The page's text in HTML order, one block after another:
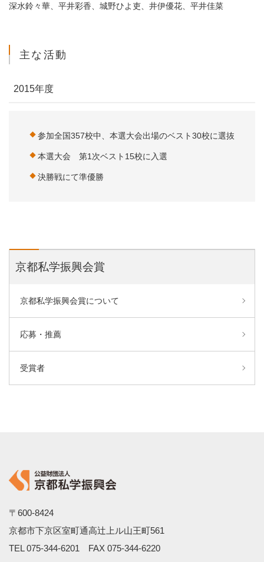
深水鈴々華、平井彩香、城野ひよ吏、井伊優花、平井佳菜
主な活動
2015年度
参加全国357校中、本選大会出場のベスト30校に選抜
本選大会 第1次ベスト15校に入選
決勝戦にて準優勝
京都私学振興会賞
京都私学振興会賞について
応募・推薦
受賞者
〒600-8424
京都市下京区室町通高辻上ル山王町561
TEL 075-344-6201 FAX 075-344-6220